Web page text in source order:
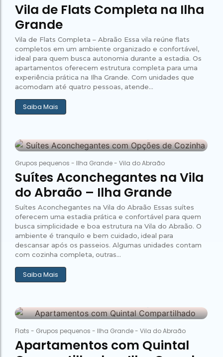
Vila de Flats Completa na Ilha
Grande
Vila de Flats Completa – Abraão Essa vila reúne flats
completos em um ambiente organizado e confortável,
ideal para quem busca autonomia durante a estadia. Os
apartamentos oferecem estrutura completa para uma
experiência prática na Ilha Grande. Com unidades que
acomodam até quatro pessoas, atende...
Saiba Mais
Grupos pequenos - Ilha Grande- Vila do Abraão
Suítes Aconchegantes na Vila
do Abraão – Ilha Grande
Suítes Aconchegantes na Vila do Abraão Essas suítes
oferecem uma estadia prática e confortável para quem
busca simplicidade e boa estrutura na Vila do Abraão. O
ambiente é tranquilo e bem cuidado, ideal para
descansar após os passeios. Algumas unidades contam
com cozinha completa, outras...
Saiba Mais
Flats - Grupos pequenos - Ilha Grande- Vila do Abraão
Apartamentos com Quintal